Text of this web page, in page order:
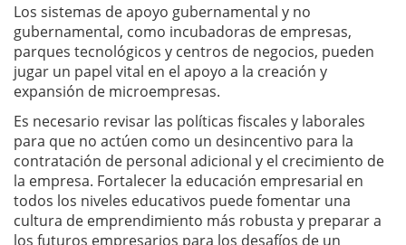
Los sistemas de apoyo gubernamental y no
gubernamental, como incubadoras de empresas,
parques tecnológicos y centros de negocios, pueden
jugar un papel vital en el apoyo a la creación y
expansión de microempresas.
Es necesario revisar las políticas fiscales y laborales
para que no actúen como un desincentivo para la
contratación de personal adicional y el crecimiento de
la empresa. Fortalecer la educación empresarial en
todos los niveles educativos puede fomentar una
cultura de emprendimiento más robusta y preparar a
los futuros empresarios para los desafíos de un